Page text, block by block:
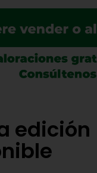
edición